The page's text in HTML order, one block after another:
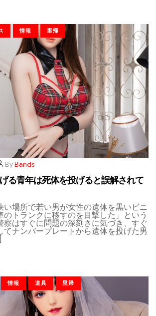
情報 里帰
ByBands
る青年は死体を投げると誤解されて
い場所で若い男が女性の遺体を黒いビニ
のトランクに移すのを目撃した」という
察はすぐに問題の深刻さに気づき、すぐ
てナンバープレートから遺体を投げた男
情報 道具 里帰